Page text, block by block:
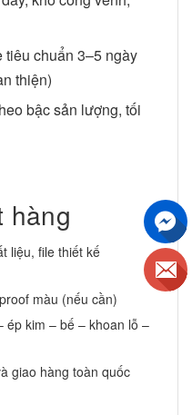
tiêu chuẩn 3–5 ngày
thiện)
bậc sản lượng, tối
hàng
liệu, file thiết kế
màu (nếu cần)
ép kim – bế – khoan lỗ –
giao hàng toàn quốc